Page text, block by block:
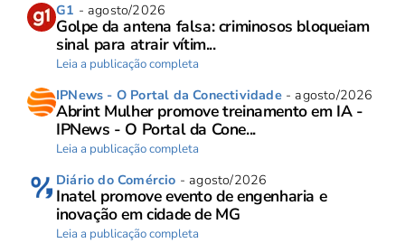
G1 - agosto/2026
Golpe da antena falsa: criminosos bloqueiam
sinal para atrair vítim...
Leia a publicação completa
IPNews - O Portal da Conectividade- agosto/2026
Abrint Mulher promove treinamento em IA -
IPNews - O Portal da Cone...
Leia a publicação completa
Diário do Comércio - agosto/2026
Inatel promove evento de engenharia e
inovação em cidade de MG
Leia a publicação completa